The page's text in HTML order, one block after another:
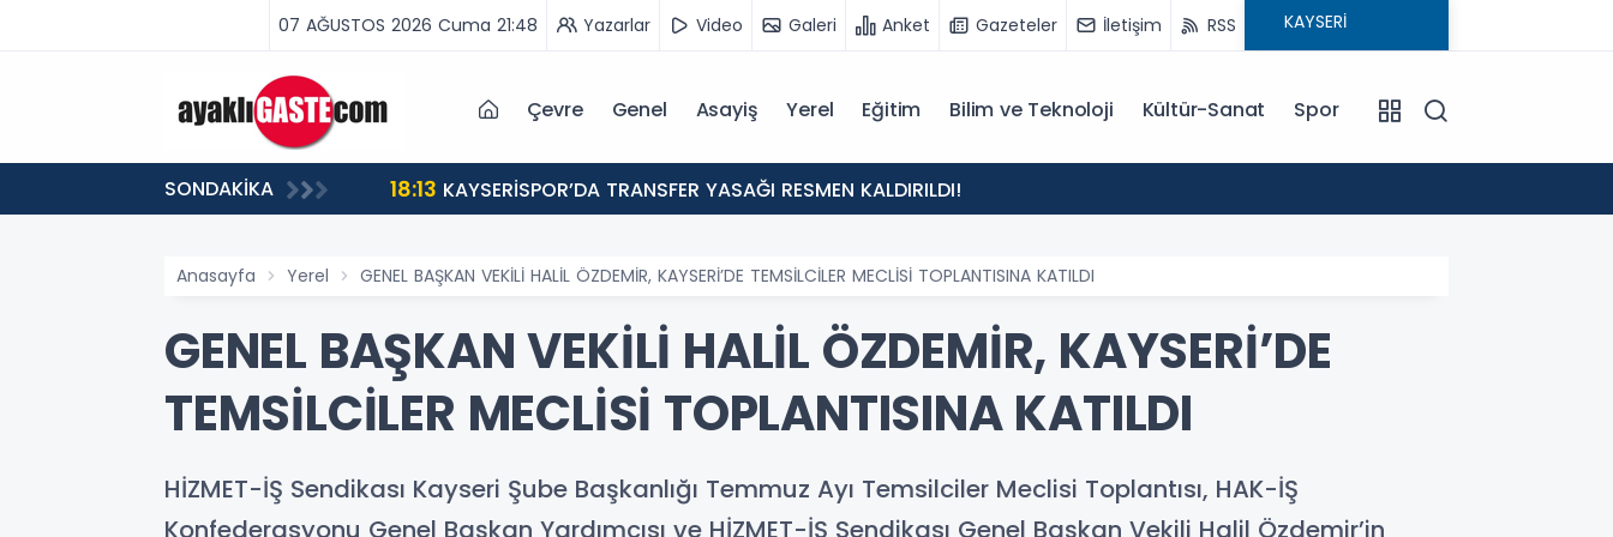
07 AĞUSTOS 2026 Cuma 21:48 Yazarlar Video Galeri Anket Gazeteler İletişim RSS
Çevre Genel Asayiş Yerel Eğitim Bilim ve Teknoloji Kültür-Sanat Spor
SONDAKİKA
VAR, MÜCADELE VAR!” 18:13 KAYSERİSPOR’DA TRANSFER YASAĞI RESMEN KALDIRILDI!
Anasayfa Yerel GENEL BAŞKAN VEKİLİ HALİL ÖZDEMİR, KAYSERİ’DE TEMSİLCİLER MECLİSİ TOPLANTISINA KATILDI
GENEL BAŞKAN VEKİLİ HALİL ÖZDEMİR, KAYSERİ’DE
TEMSİLCİLER MECLİSİ TOPLANTISINA KATILDI
HİZMET-İŞ Sendikası Kayseri Şube Başkanlığı Temmuz Ayı Temsilciler Meclisi Toplantısı, HAK-İŞ
Konfederasyonu Genel Başkan Yardımcısı ve HİZMET-İŞ Sendikası Genel Başkan Vekili Halil Özdemir’in